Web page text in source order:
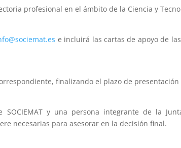
profesional en el ámbito de la Ciencia y
e incluirá las cartas de apoyo de
finalizando el plazo de
y una persona integrante de la
necesarias para asesorar en la decisión final.